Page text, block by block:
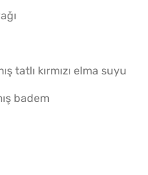
tatlı kırmızı elma suyu
badem